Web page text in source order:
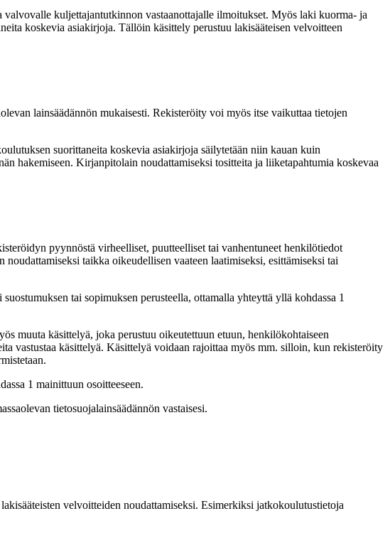
valvovalle kuljettajantutkinnon vastaanottajalle ilmoitukset. Myös laki kuorma- ja
koskevia asiakirjoja. Tällöin käsittely perustuu lakisääteisen velvoitteen
lainsäädännön mukaisesti. Rekisteröity voi myös itse vaikuttaa tietojen
suorittaneita koskevia asiakirjoja säilytetään niin kauan kuin
hakemiseen. Kirjanpitolain noudattamiseksi tositteita ja liiketapahtumia koskevaa
pyynnöstä virheelliset, puutteelliset tai vanhentuneet henkilötiedot
taikka oikeudellisen vaateen laatimiseksi, esittämiseksi tai
tai sopimuksen perusteella, ottamalla yhteyttä yllä kohdassa 1
muuta käsittelyä, joka perustuu oikeutettuun etuun, henkilökohtaiseen
vastustaa käsittelyä. Käsittelyä voidaan rajoittaa myös mm. silloin, kun rekisteröity
1 mainittuun osoitteeseen.
tietosuojalainsäädännön vastaisesi.
velvoitteiden noudattamiseksi. Esimerkiksi jatkokoulutustietoja